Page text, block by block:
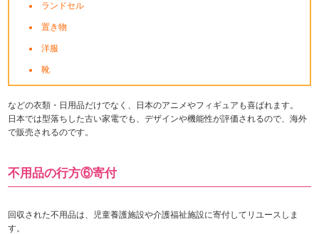
ランドセル
置き物
洋服
靴
などの衣類・日用品だけでなく、日本のアニメやフィギュアも喜ばれます。
日本では型落ちした古い家電でも、デザインや機能性が評価されるので、海外
で販売されるのです。
不用品の行方⑥寄付
回収された不用品は、児童養護施設や介護福祉施設に寄付してリユースしま
す。